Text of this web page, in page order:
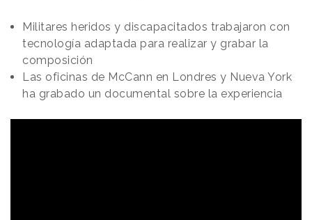
Militares heridos y discapacitados trabajaron con
tecnología adaptada para realizar y grabar la
composición
Las oficinas de McCann en Londres y Nueva York
ha grabado un documental sobre la experiencia